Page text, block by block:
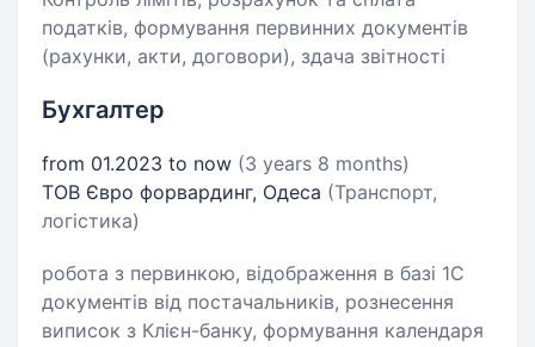
податків, формування первинних документів
(рахунки, акти, договори), здача звітності
Бухгалтер
from 01.2023 to now (3 years 8 months)
ТОВ Євро форвардинг, Одеса (Транспорт,
логістика)
робота з первинкою, відображення в базі 1С
документів від постачальників, рознесення
виписок з Клієн-банку, формування календаря